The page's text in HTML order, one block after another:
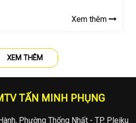
Xem thêm
XEM THÊM
TẤN MINH PHỤNG
Phường Thống Nhất - TP. Pleiku